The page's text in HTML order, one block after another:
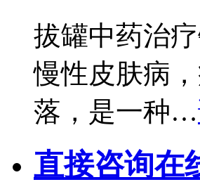
拔罐中药治
慢性皮肤病
落，是一种…
直接咨询在